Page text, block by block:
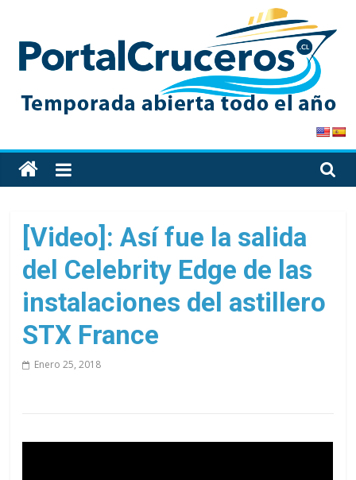
content
PortalCruceros
Toda
la
de
cruceros
en
un
solo
sitio
[Video]: Así fue la salida
del Celebrity Edge de las
instalaciones del astillero
STX France
Enero 25, 2018